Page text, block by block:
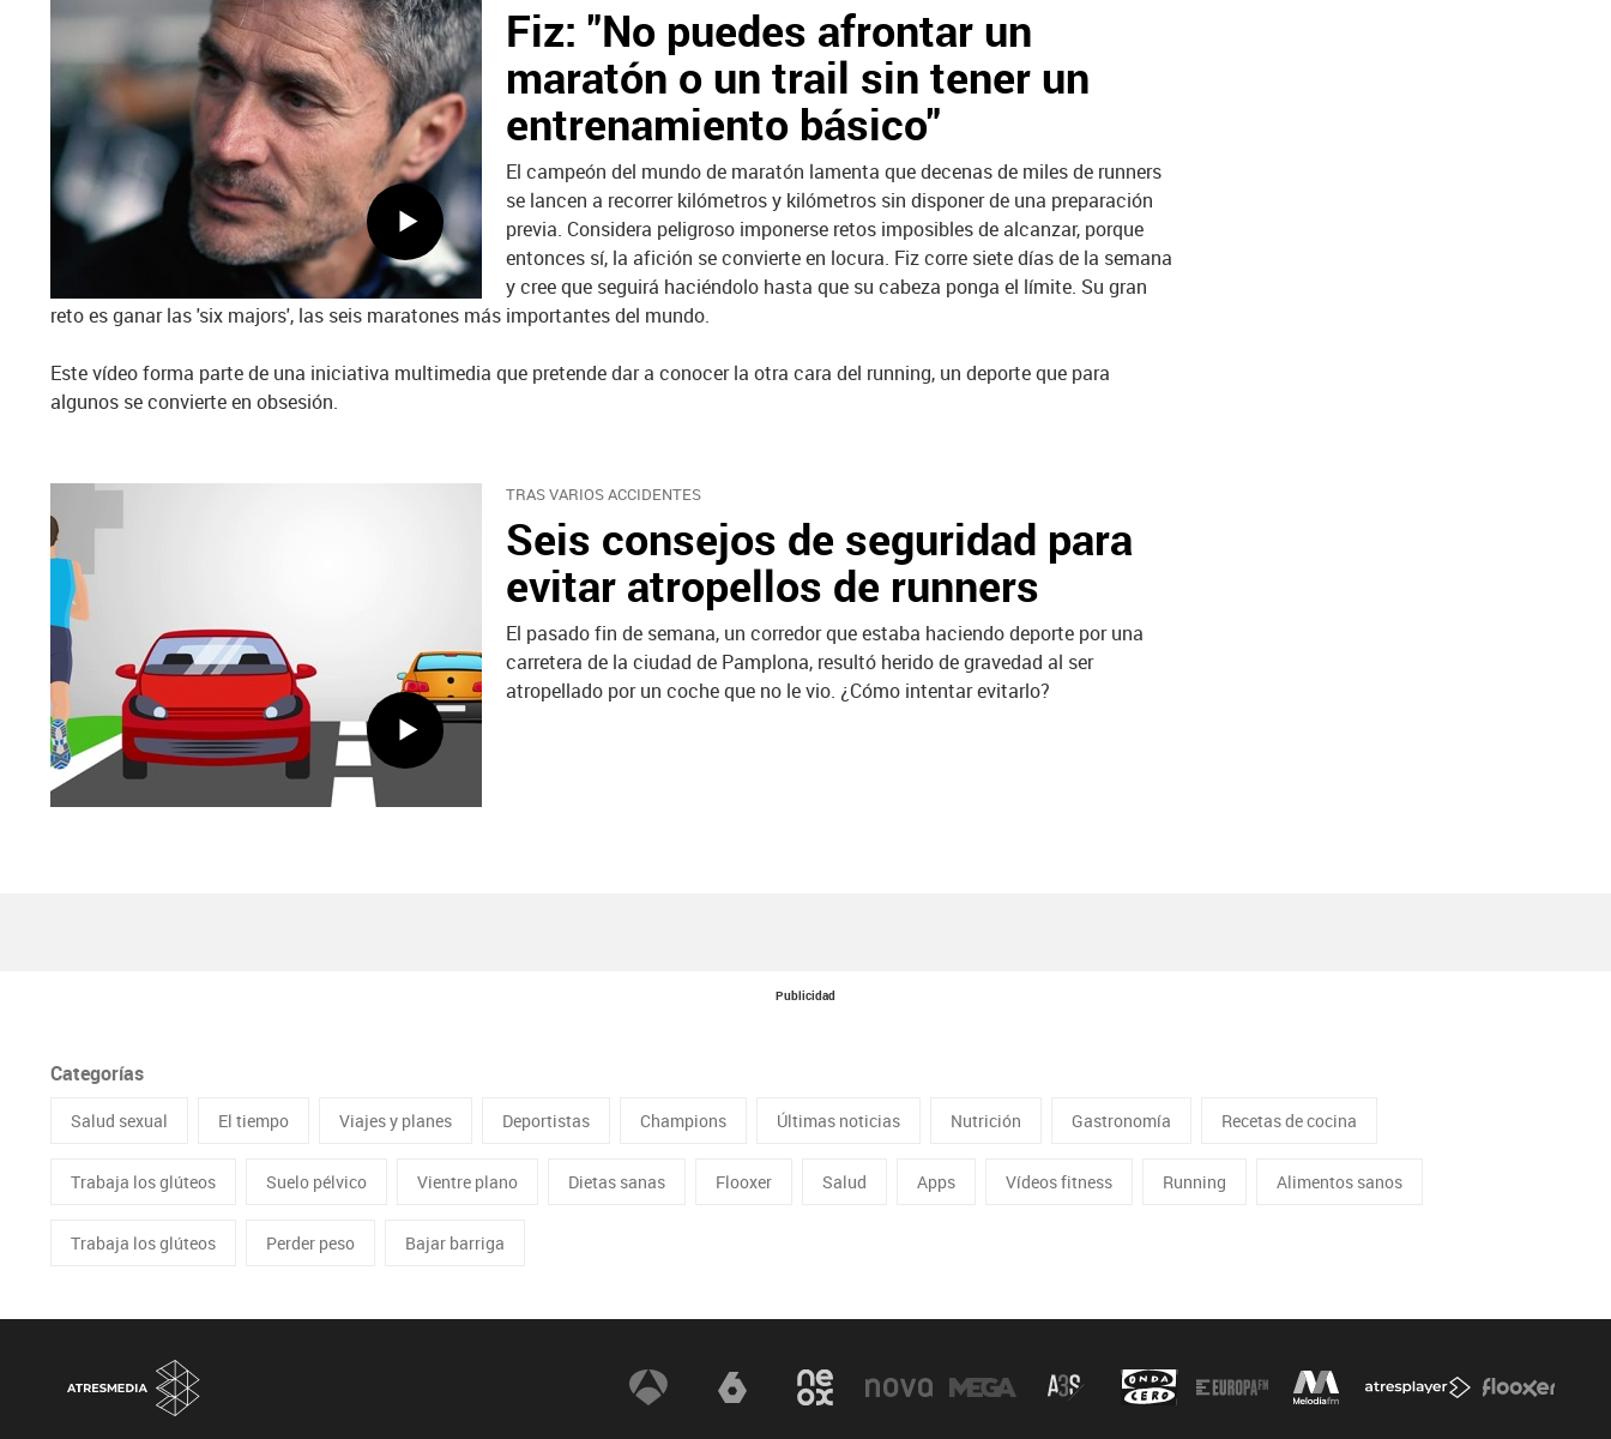
Fiz: "No puedes afrontar un
maratón o un trail sin tener un
entrenamiento básico"
El campeón del mundo de maratón lamenta que decenas de miles de runners
se lancen a recorrer kilómetros y kilómetros sin disponer de una preparación
previa. Considera peligroso imponerse retos imposibles de alcanzar, porque
entonces sí, la afición se convierte en locura. Fiz corre siete días de la semana
y cree que seguirá haciéndolo hasta que su cabeza ponga el límite. Su gran
reto es ganar las 'six majors', las seis maratones más importantes del mundo.
Este vídeo forma parte de una iniciativa multimedia que pretende dar a conocer la otra cara del running, un deporte que para
algunos se convierte en obsesión.
TRAS VARIOS ACCIDENTES
Seis consejos de seguridad para
evitar atropellos de runners
El pasado fin de semana, un corredor que estaba haciendo deporte por una
carretera de la ciudad de Pamplona, resultó herido de gravedad al ser
atropellado por un coche que no le vio. ¿Cómo intentar evitarlo?
Publicidad
Categorías
Salud sexual El tiempo Viajes y planes Deportistas Champions Últimas noticias Nutrición Gastronomía Recetas de cocina
Trabaja los glúteos Suelo pélvico Vientre plano Dietas sanas Flooxer Salud Apps Vídeos fitness Running Alimentos sanos
Trabaja los glúteos Perder peso Bajar barriga